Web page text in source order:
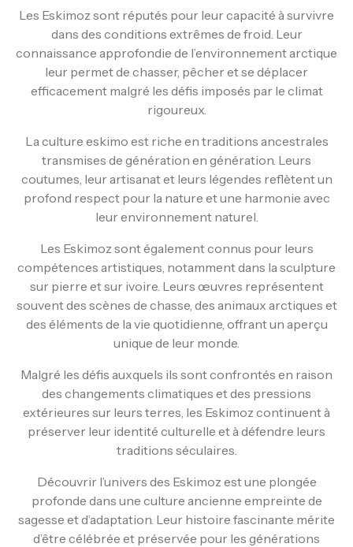
Les Eskimoz sont réputés pour leur capacité à survivre
dans des conditions extrêmes de froid. Leur
connaissance approfondie de l’environnement arctique
leur permet de chasser, pêcher et se déplacer
efficacement malgré les défis imposés par le climat
rigoureux.
La culture eskimo est riche en traditions ancestrales
transmises de génération en génération. Leurs
coutumes, leur artisanat et leurs légendes reflètent un
profond respect pour la nature et une harmonie avec
leur environnement naturel.
Les Eskimoz sont également connus pour leurs
compétences artistiques, notamment dans la sculpture
sur pierre et sur ivoire. Leurs œuvres représentent
souvent des scènes de chasse, des animaux arctiques et
des éléments de la vie quotidienne, offrant un aperçu
unique de leur monde.
Malgré les défis auxquels ils sont confrontés en raison
des changements climatiques et des pressions
extérieures sur leurs terres, les Eskimoz continuent à
préserver leur identité culturelle et à défendre leurs
traditions séculaires.
Découvrir l’univers des Eskimoz est une plongée
profonde dans une culture ancienne empreinte de
sagesse et d’adaptation. Leur histoire fascinante mérite
d’être célébrée et préservée pour les générations